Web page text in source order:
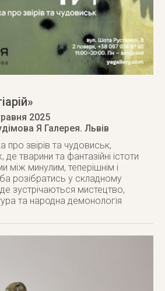
2025
Я Галерея. Львів
про звірів та чудовиськ,
тварини та фантазійні істоти
між минулим, теперішнім і
розібратись у складному
зустрічаються мистецтво,
та народна демонологія